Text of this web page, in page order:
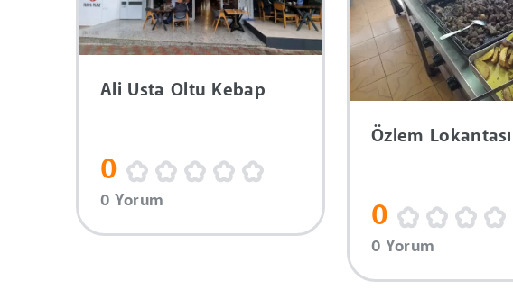
Ali Usta Oltu Kebap
0
0 Yorum
Özlem Lokantası
0
0 Yorum